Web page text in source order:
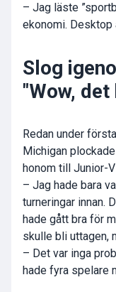
– Jag läste
ekonomi.
Slog
"Wow,
Redan under
Michigan
honom till Junior-
– Jag hade bara
turneringar innan.
hade gått bra för
skulle bli uttagen,
– Det var inga
hade fyra spelare